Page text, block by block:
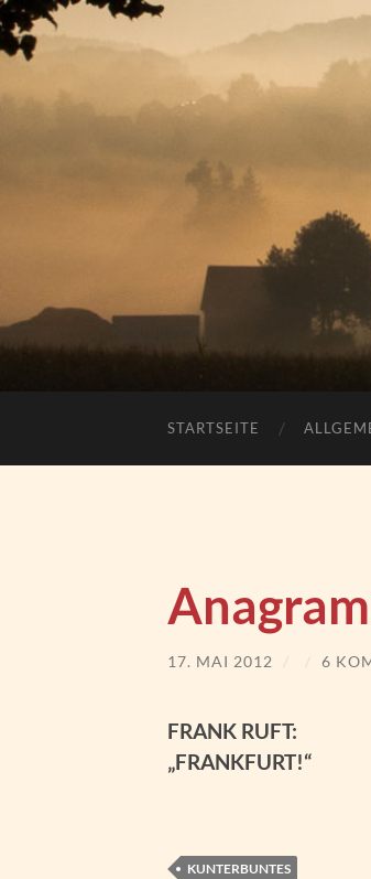
STARTSEITE
17. MAI 2012 / / 6
FRANK RUFT:
„FRANKFURT!“
KUNTERBUNTES